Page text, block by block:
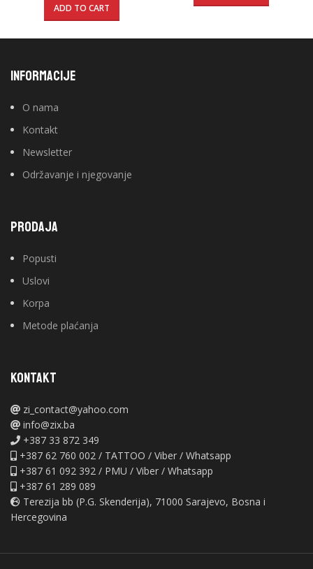
ADD TO CART
INFORMACIJE
O nama
Kontakt
Newsletter
Održavanje i njegovanje
PRODAJA
Popusti
Uslovi
Korpa
Metode plaćanja
KONTAKT
zi_contact@yahoo.com
info@zix.ba
+387 33 872 349
+387 62 760 002 / TATTOO / Viber / Whatsapp
+387 61 092 392 / PMU / Viber / Whatsapp
+387 61 289 089
Terezija bb (P.G. Skenderija), 71000 Sarajevo, Bosna i
Hercegovina